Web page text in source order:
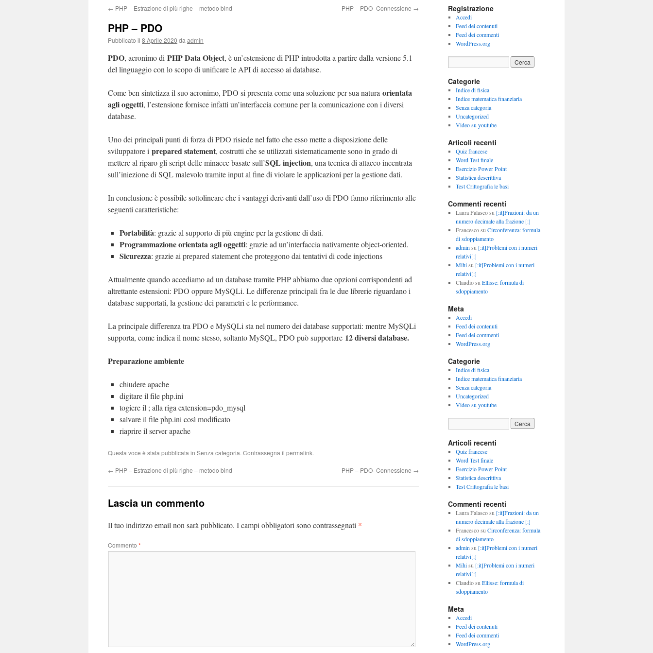
← PHP – Estrazione di più righe – metodo bind PHP – PDO- Connessione →
PHP – PDO
Pubblicato il 8 Aprile 2020 da admin
PDO, acronimo di PHP Data Object, è un’estensione di PHP introdotta a partire dalla versione 5.1
del linguaggio con lo scopo di unificare le API di accesso ai database.
Come ben sintetizza il suo acronimo, PDO si presenta come una soluzione per sua natura orientata
agli oggetti, l’estensione fornisce infatti un’interfaccia comune per la comunicazione con i diversi
database.
Uno dei principali punti di forza di PDO risiede nel fatto che esso mette a disposizione delle
sviluppatore i prepared statement, costrutti che se utilizzati sistematicamente sono in grado di
mettere al riparo gli script delle minacce basate sull’SQL injection, una tecnica di attacco incentrata
sull’iniezione di SQL malevolo tramite input al fine di violare le applicazioni per la gestione dati.
In conclusione è possibile sottolineare che i vantaggi derivanti dall’uso di PDO fanno riferimento alle
seguenti caratteristiche:
Portabilità: grazie al supporto di più engine per la gestione di dati.
Programmazione orientata agli oggetti: grazie ad un’interfaccia nativamente object-oriented.
Sicurezza: grazie ai prepared statement che proteggono dai tentativi di code injections
Attualmente quando accediamo ad un database tramite PHP abbiamo due opzioni corrispondenti ad
altrettante estensioni: PDO oppure MySQLi. Le differenze principali fra le due librerie riguardano i
database supportati, la gestione dei parametri e le performance.
La principale differenza tra PDO e MySQLi sta nel numero dei database supportati: mentre MySQLi
supporta, come indica il nome stesso, soltanto MySQL, PDO può supportare 12 diversi database.
Preparazione ambiente
chiudere apache
digitare il file php.ini
togiere il ; alla riga extension=pdo_mysql
salvare il file php.ini così modificato
riaprire il server apache
Questa voce è stata pubblicata in Senza categoria. Contrassegna il permalink.
← PHP – Estrazione di più righe – metodo bind PHP – PDO- Connessione →
Lascia un commento
Il tuo indirizzo email non sarà pubblicato. I campi obbligatori sono contrassegnati *
Commento *
Registrazione
Accedi
Feed dei contenuti
Feed dei commenti
WordPress.org
Categorie
Indice di fisica
Indice matematica finanziaria
Senza categoria
Uncategorized
Video su youtube
Articoli recenti
Quiz francese
Word Test finale
Esercizio Power Point
Statistica descrittiva
Test Crittografia le basi
Commenti recenti
Laura Falascosu [:it]Frazioni: da un
numero decimale alla frazione [:]
Francescosu Circonferenza: formula
di sdoppiamento
admin su [:it]Problemi con i numeri
relativi[:]
Mihisu [:it]Problemi con i numeri
relativi[:]
Claudiosu Ellisse: formula di
sdoppiamento
Meta
Accedi
Feed dei contenuti
Feed dei commenti
WordPress.org
Categorie
Indice di fisica
Indice matematica finanziaria
Senza categoria
Uncategorized
Video su youtube
Articoli recenti
Quiz francese
Word Test finale
Esercizio Power Point
Statistica descrittiva
Test Crittografia le basi
Commenti recenti
Laura Falascosu [:it]Frazioni: da un
numero decimale alla frazione [:]
Francescosu Circonferenza: formula
di sdoppiamento
admin su [:it]Problemi con i numeri
relativi[:]
Mihisu [:it]Problemi con i numeri
relativi[:]
Claudiosu Ellisse: formula di
sdoppiamento
Meta
Accedi
Feed dei contenuti
Feed dei commenti
WordPress.org